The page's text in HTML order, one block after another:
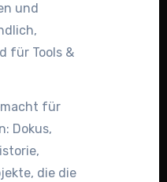
und
für Tools &
für
Dokus,
die die